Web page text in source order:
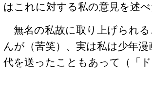
はこれに対する私の意見を述
無名の私故に取り上げられ
んが（苦笑）、実は私は少年
代を送ったこともあって（「